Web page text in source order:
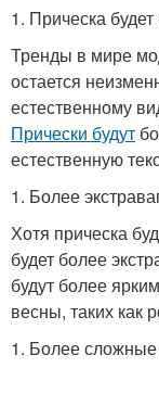
1. Прическа
Тренды в мире
остается
естественному
Прически будут
естественную
1. Более
Хотя прическа
будет более
будут более
весны, таких как
1. Более сложные